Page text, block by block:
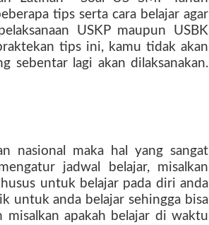
tips serta cara belajar agar
USKP maupun USBK
tips ini, kamu tidak akan
sebentar lagi akan dilaksanakan.
nasional maka hal yang sangat
jadwal belajar, misalkan
untuk belajar pada diri anda
untuk anda belajar sehingga bisa
misalkan apakah belajar di waktu